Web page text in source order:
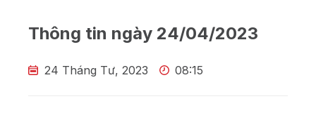
Thông tin ngày 24/04/2023
24 Tháng Tư, 2023 08:15